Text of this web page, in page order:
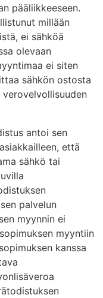
pääliikkeeseen.
millään
ei sähköä
olevaan
ei siten
sähkön ostosta
verovelvollisuuden
antoi sen
että
sähkö tai
palvelun
myynnin ei
myyntiin
kanssa